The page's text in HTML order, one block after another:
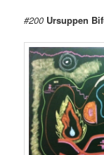
#200 Ursuppen